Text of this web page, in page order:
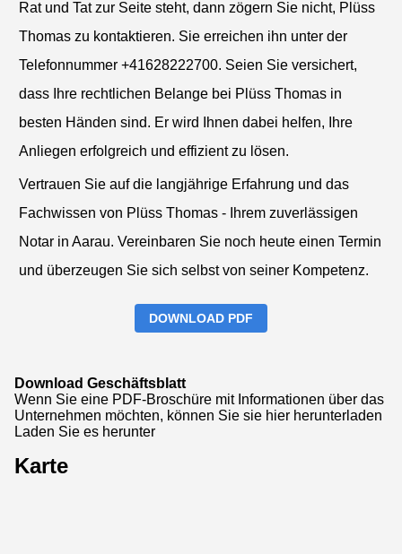
Rat und Tat zur Seite steht, dann zögern Sie nicht, Plüss
Thomas zu kontaktieren. Sie erreichen ihn unter der
Telefonnummer +41628222700. Seien Sie versichert,
dass Ihre rechtlichen Belange bei Plüss Thomas in
besten Händen sind. Er wird Ihnen dabei helfen, Ihre
Anliegen erfolgreich und effizient zu lösen.
Vertrauen Sie auf die langjährige Erfahrung und das
Fachwissen von Plüss Thomas - Ihrem zuverlässigen
Notar in Aarau. Vereinbaren Sie noch heute einen Termin
und überzeugen Sie sich selbst von seiner Kompetenz.
DOWNLOAD PDF
Download Geschäftsblatt
Wenn Sie eine PDF-Broschüre mit Informationen über das
Unternehmen möchten, können Sie sie hier herunterladen
Laden Sie es herunter
Karte